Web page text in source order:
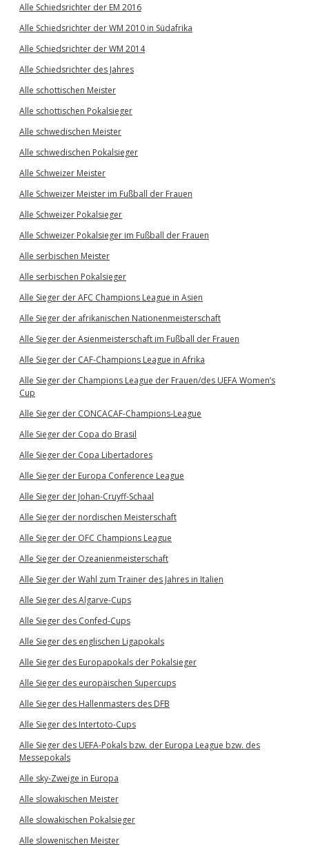
Alle Schiedsrichter der EM 2016
Alle Schiedsrichter der WM 2010 in Südafrika
Alle Schiedsrichter der WM 2014
Alle Schiedsrichter des Jahres
Alle schottischen Meister
Alle schottischen Pokalsieger
Alle schwedischen Meister
Alle schwedischen Pokalsieger
Alle Schweizer Meister
Alle Schweizer Meister im Fußball der Frauen
Alle Schweizer Pokalsieger
Alle Schweizer Pokalsieger im Fußball der Frauen
Alle serbischen Meister
Alle serbischen Pokalsieger
Alle Sieger der AFC Champions League in Asien
Alle Sieger der afrikanischen Nationenmeisterschaft
Alle Sieger der Asienmeisterschaft im Fußball der Frauen
Alle Sieger der CAF-Champions League in Afrika
Alle Sieger der Champions League der Frauen/des UEFA Women’s
Cup
Alle Sieger der CONCACAF-Champions-League
Alle Sieger der Copa do Brasil
Alle Sieger der Copa Libertadores
Alle Sieger der Europa Conference League
Alle Sieger der Johan-Cruyff-Schaal
Alle Sieger der nordischen Meisterschaft
Alle Sieger der OFC Champions League
Alle Sieger der Ozeanienmeisterschaft
Alle Sieger der Wahl zum Trainer des Jahres in Italien
Alle Sieger des Algarve-Cups
Alle Sieger des Confed-Cups
Alle Sieger des englischen Ligapokals
Alle Sieger des Europapokals der Pokalsieger
Alle Sieger des europäischen Supercups
Alle Sieger des Hallenmasters des DFB
Alle Sieger des Intertoto-Cups
Alle Sieger des UEFA-Pokals bzw. der Europa League bzw. des
Messepokals
Alle sky-Zweige in Europa
Alle slowakischen Meister
Alle slowakischen Pokalsieger
Alle slowenischen Meister